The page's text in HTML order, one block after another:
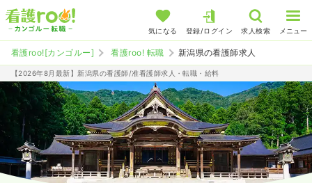
気になる 登録/ログイン 求人検索 メニュー
看護roo![カンゴルー] 看護roo! 転職 新潟県の看護師求人
【2026年8月最新】新潟県の看護師/准看護師求人・転職・給料